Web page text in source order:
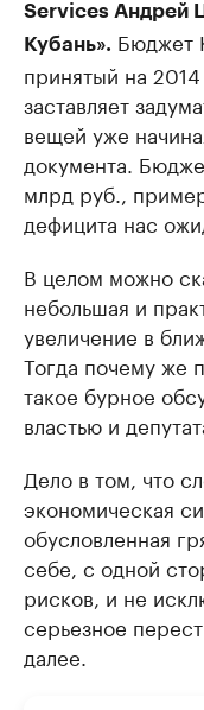
Services Андрей
Кубань». Бюджет
принятый на
заставляет
вещей уже
документа.
млрд руб.,
дефицита нас
В целом можно
небольшая и
увеличение в
Тогда почему же
такое бурное
властью и
Дело в том, что
экономическая
обусловленная
себе, с одной
рисков, и не
серьезное
далее.